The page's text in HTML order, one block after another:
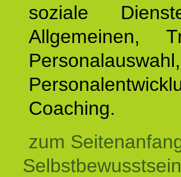
soziale
Allgemeinen,
Personalauswahl,
Coaching.
zum